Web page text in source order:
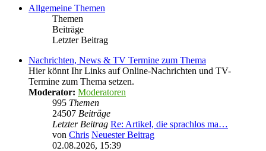
Allgemeine Themen
Themen
Beiträge
Letzter Beitrag
Nachrichten, News & TV Termine zum Thema
Hier könnt Ihr Links auf Online-Nachrichten und TV-
Termine zum Thema setzen.
Moderator: Moderatoren
995 Themen
24507 Beiträge
Letzter Beitrag Re: Artikel, die sprachlos ma…
von Chris Neuester Beitrag
02.08.2026, 15:39